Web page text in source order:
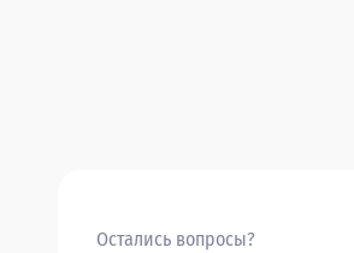
Остались вопросы?